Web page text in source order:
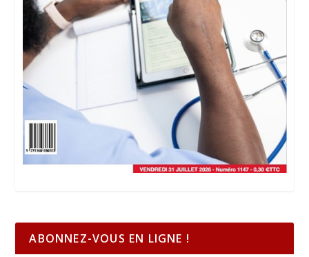
ABONNEZ-VOUS EN LIGNE !